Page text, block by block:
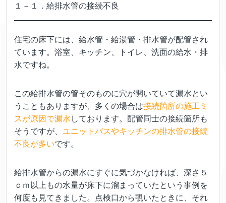
１－１．給排水管の接続不良
住宅の床下には、給水管・給湯管・排水管が配管され
ています。浴室、キッチン、トイレ、洗面の給水・排
水ですね。
この給排水管の管そのものに穴が開いていて漏水とい
うこともありますが、多くの場合は接続箇所の施工ミ
スが原因で漏水 しております。配管同士の接続箇所も
そうですが、 ユニットバスやキッチンの排水管の接続
不良が多いです。
給排水管からの漏水にすぐに気づかなければ、深さ５
ｃｍ以上もの水量が床下に溜まっていたという事例を
何度も見てきました。点検口から覗いたときに、それ